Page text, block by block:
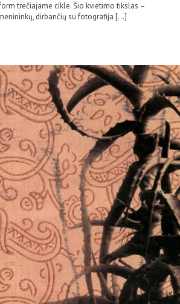
trečiajame cikle. Šio kvietimo tikslas –
dirbančių su fotografija […]